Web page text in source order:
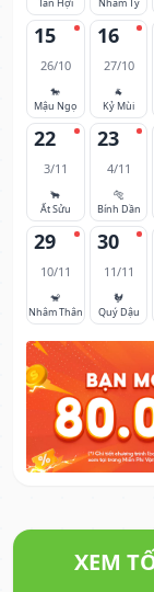
Tân Hợi
Nhâm Tý
15
26/10
🐎
Mậu Ngọ
16
27/10
🐐
Kỷ Mùi
22
3/11
🐂
Ất Sửu
23
4/11
🐅
Bính Dần
29
10/11
🐒
Nhâm Thân
30
11/11
🐓
Quý Dậu
XEM